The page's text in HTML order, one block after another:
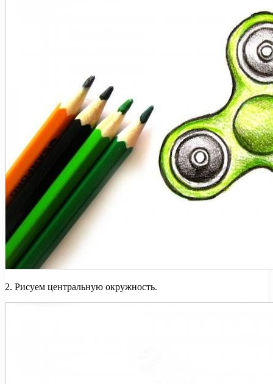
2. Рисуем центральную окружность.